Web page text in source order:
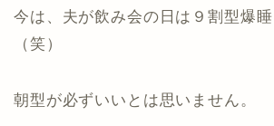
今は、夫が飲み会の日は９割型爆睡
（笑）
朝型が必ずいいとは思いません。